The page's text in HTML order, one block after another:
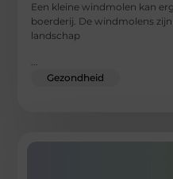
Een kleine windmolen kan
boerderij. De windmolens
landschap
Gezondheid